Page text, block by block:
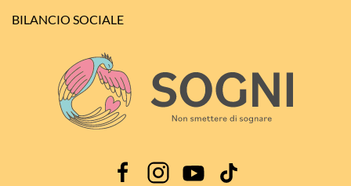
BILANCIO SOCIALE